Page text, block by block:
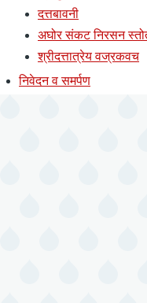
दत्तबावनी
अघोर संकट निरसन
श्रीदत्तात्रेय वज्रकवच
निवेदन व समर्पण